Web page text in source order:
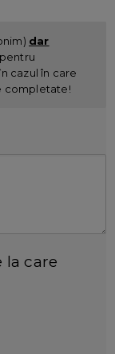
dar
pentru
cazul în care
completate!
la care